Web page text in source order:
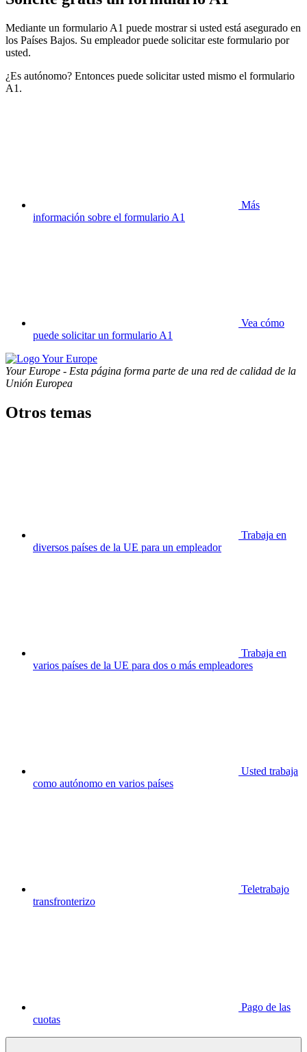
Mediante un formulario A1 puede mostrar si usted está asegurado en
los Países Bajos. Su empleador puede solicitar este formulario por
usted.
¿Es autónomo? Entonces puede solicitar usted mismo el formulario
A1.
Más
información sobre el formulario A1
Vea cómo
puede solicitar un formulario A1
Your Europe - Esta página forma parte de una red de calidad de la
Unión Europea
Otros temas
Trabaja en
diversos países de la UE para un empleador
Trabaja en
varios países de la UE para dos o más empleadores
Usted trabaja
como autónomo en varios países
Teletrabajo
transfronterizo
Pago de las
cuotas